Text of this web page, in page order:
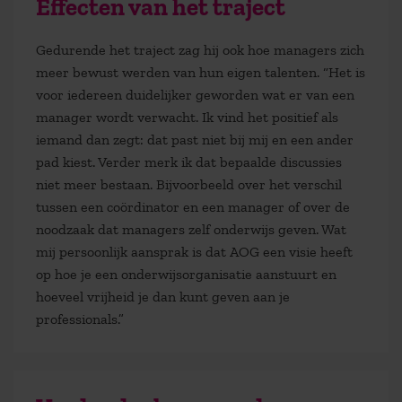
Effecten van het traject
Gedurende het traject zag hij ook hoe managers zich
meer bewust werden van hun eigen talenten. “Het is
voor iedereen duidelijker geworden wat er van een
manager wordt verwacht. Ik vind het positief als
iemand dan zegt: dat past niet bij mij en een ander
pad kiest. Verder merk ik dat bepaalde discussies
niet meer bestaan. Bijvoorbeeld over het verschil
tussen een coördinator en een manager of over de
noodzaak dat managers zelf onderwijs geven. Wat
mij persoonlijk aansprak is dat AOG een visie heeft
op hoe je een onderwijsorganisatie aanstuurt en
hoeveel vrijheid je dan kunt geven aan je
professionals.”